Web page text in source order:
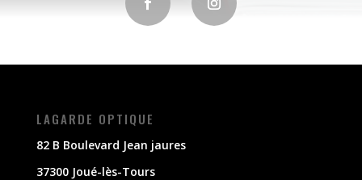
LAGARDE OPTIQUE
82 B Boulevard Jean jaures
37300 Joué-lès-Tours